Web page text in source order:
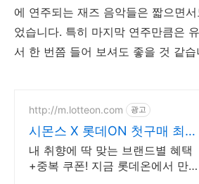
에 연주되는 재즈 음악들은 짧으면
었습니다. 특히 마지막 연주만큼은
서 한 번쯤 들어 보셔도 좋을 것 같습
http://m.lotteon.com 광고
시몬스 X 롯데ON 첫구매 최대
5천원 혜택!
내 취향에 딱 맞는 브랜드별 혜택
+중복 쿠폰! 지금 롯데온에서 만나